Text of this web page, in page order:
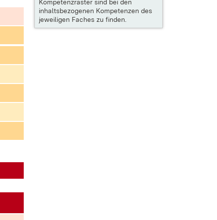
Kompetenzraster sind bei den
inhaltsbezogenen Kompetenzen des
jeweiligen Faches zu finden.